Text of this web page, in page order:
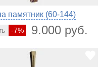
памятник (60-144)
-7% 9.000 руб.